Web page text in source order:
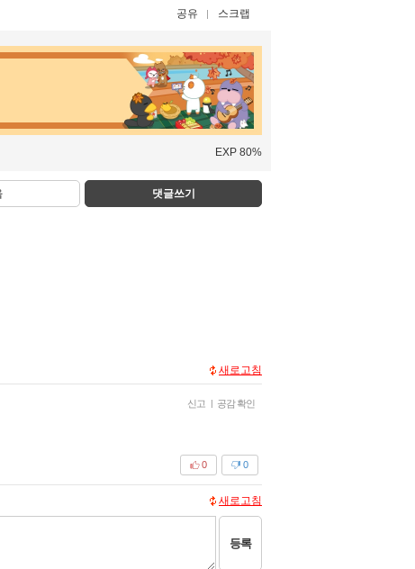
공유 스크랩
EXP 80%
댓글쓰기
새로고침
신고 | 공감 확인
0
0
새로고침
등록